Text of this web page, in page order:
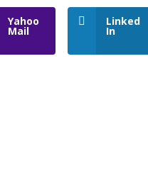
Yahoo
Mail
Linked
In